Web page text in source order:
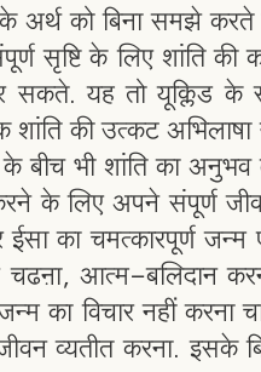
अर्थ को बिना समझे
सृष्टि के लिए शांति की
यह तो यूक्लिड के
की उत्कट अभिलाषा
बीच भी शांति का
के लिए अपने संपूर्ण
का चमत्कारपूर्ण जन्म
आत्म-बलिदान
का विचार नहीं करना
व्यतीत करना. इसके